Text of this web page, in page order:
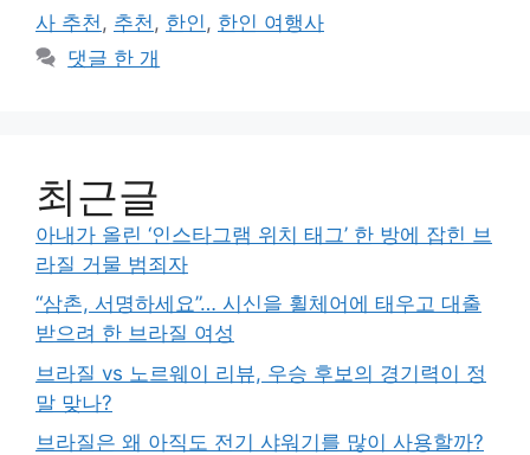
사 추천 , 추천 , 한인 , 한인 여행사
댓글 한 개
최근글
아내가 올린 ‘인스타그램 위치 태그’ 한 방에 잡힌 브
라질 거물 범죄자
“삼촌, 서명하세요”… 시신을 휠체어에 태우고 대출
받으려 한 브라질 여성
브라질 vs 노르웨이 리뷰, 우승 후보의 경기력이 정
말 맞나?
브라질은 왜 아직도 전기 샤워기를 많이 사용할까?